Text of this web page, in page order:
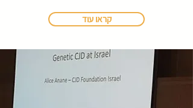
קראו עוד